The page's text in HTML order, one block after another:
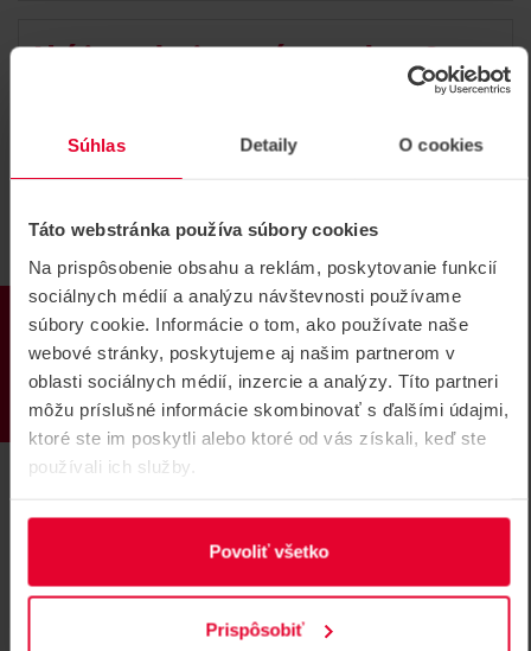
Súhlas Detaily O cookies
Táto webstránka používa súbory cookies
Na prispôsobenie obsahu a reklám, poskytovanie funkcií
sociálnych médií a analýzu návštevnosti používame
súbory cookie. Informácie o tom, ako používate naše
webové stránky, poskytujeme aj našim partnerom v
oblasti sociálnych médií, inzercie a analýzy. Títo partneri
môžu príslušné informácie skombinovať s ďalšími údajmi,
ktoré ste im poskytli alebo ktoré od vás získali, keď ste
používali ich služby.
Povoliť všetko
Prispôsobiť
PRODUKTY
Aký je to dvojcestný autoalarm?
ZOBRAZIŤ VIAC
Dokážem autoalarm ovládať aj
originálnym diaľkovým ovládačom
od vozidla?
ZOBRAZIŤ VIAC